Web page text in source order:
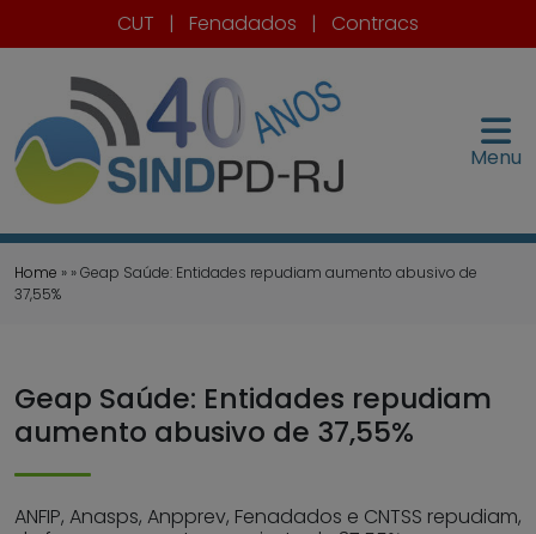
CUT | Fenadados | Contracs
Menu
Home » » Geap Saúde: Entidades repudiam aumento abusivo de
37,55%
Geap Saúde: Entidades repudiam
aumento abusivo de 37,55%
ANFIP, Anasps, Anpprev, Fenadados e CNTSS repudiam,